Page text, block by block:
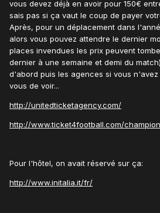
vous devez déjà en avoir pour 150€
sais pas si ça vaut le coup de payer
Après, pour un déplacement dans
alors vous pouvez attendre le dernier
places invendues les prix peuvent
dernier à une semaine et demi du
d'abord puis les agences si vous
vous de voir...
http://unitedticketagency.com/
http://www.ticket4football.com/
Pour l'hôtel, on avait réservé sur ça:
http://www.initalia.it/fr/